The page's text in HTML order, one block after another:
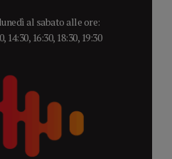
al sabato alle ore:
14:30, 16:30, 18:30, 19:30